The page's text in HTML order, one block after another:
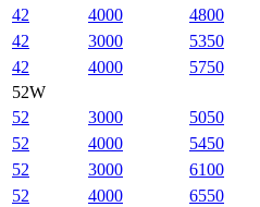
42
4000 4800
42
3000 5350
42
4000 5750
52W
52
3000 5050
52
4000 5450
52
3000 6100
52
4000 6550